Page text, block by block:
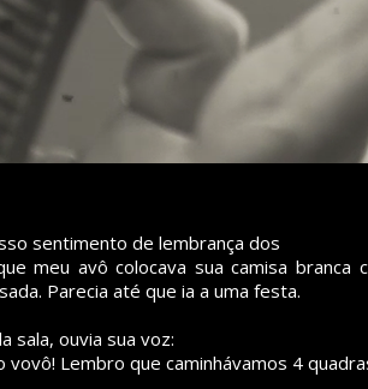
sentimento de lembrança dos
meu avô colocava sua camisa
Parecia até que ia a uma festa.
sala, ouvia sua voz:
Lembro que caminhávamos 4